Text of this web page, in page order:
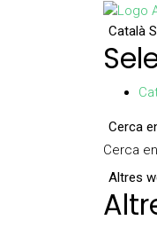
Català
Cerca
Cerca
Altres